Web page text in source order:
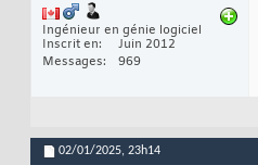
Ingénieur en génie logiciel
Inscrit en
Juin 2012
Messages
969
02/01/2025, 23h14